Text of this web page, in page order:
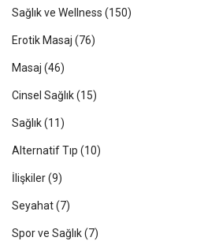
Sağlık ve Wellness (150)
Erotik Masaj (76)
Masaj (46)
Cinsel Sağlık(15)
Sağlık(11)
Alternatif Tıp (10)
İlişkiler(9)
Seyahat(7)
Spor ve Sağlık(7)